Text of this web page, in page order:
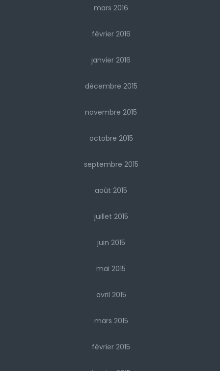
mars 2016
février 2016
janvier 2016
décembre 2015
novembre 2015
octobre 2015
septembre 2015
août 2015
juillet 2015
juin 2015
mai 2015
avril 2015
mars 2015
février 2015